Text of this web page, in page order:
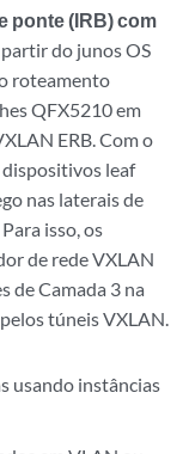
ponte (IRB) com
do junos OS
roteamento
QFX5210 em
ERB. Com o
leaf
nas laterais de
isso, os
de rede VXLAN
de Camada 3 na
túneis VXLAN.
usando instâncias